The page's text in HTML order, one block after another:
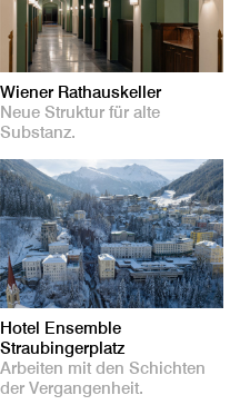
Wiener Rathauskeller
Neue Struktur für alte
Substanz.
Hotel Ensemble
Straubingerplatz
Arbeiten mit den Schichten
der Vergangenheit.